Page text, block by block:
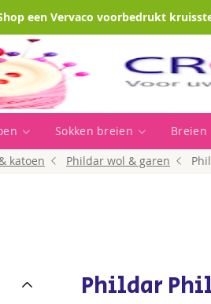
een Vervaco voorbedrukt
Sokken breien Breien
katoen Phildar wol & garen
Phildar